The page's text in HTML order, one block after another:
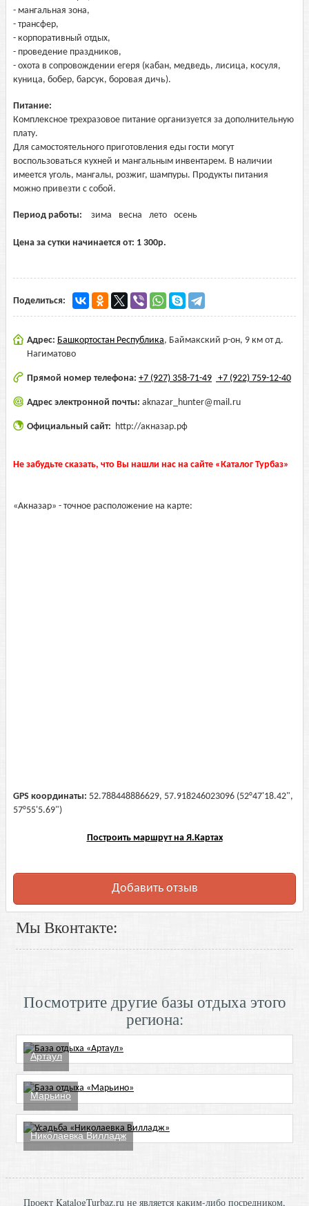
- мангальная зона,
- трансфер,
- корпоративный отдых,
- проведение праздников,
- охота в сопровождении егеря (кабан, медведь, лисица, косуля,
куница, бобер, барсук, боровая дичь).
Питание:
Комплексное трехразовое питание организуется за дополнительную
плату.
Для самостоятельного приготовления еды гости могут
воспользоваться кухней и мангальным инвентарем. В наличии
имеется уголь, мангалы, розжиг, шампуры. Продукты питания
можно привезти с собой.
Период работы: зима весна лето осень
Цена за сутки начинается от: 1 300р.
Поделиться:
Адрес: Башкортостан Республика, Баймакский р-он, 9 км от д.
Нагиматово
Прямой номер телефона: +7 (927) 358-71-49 +7 (922) 759-12-40
Адрес электронной почты: aknazar_hunter@mail.ru
Официальный сайт: http://акназар.рф
Не забудьте сказать, что Вы нашли нас на сайте «Каталог Турбаз»
«Акназар» - точное расположение на карте:
GPS координаты: 52.788448886629, 57.918246023096 (52°47'18.42",
57°55'5.69")
Построить маршрут на Я.Картах
Добавить отзыв
Мы Вконтакте:
Посмотрите другие базы отдыха этого
региона:
Артаул
Марьино
Николаевка Вилладж
Проект KatalogTurbaz.ru не является каким-либо посредником,